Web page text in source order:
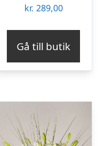
kr. 289,00
Gå till butik